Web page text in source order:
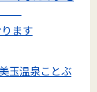
ます
玉温泉ことぶ